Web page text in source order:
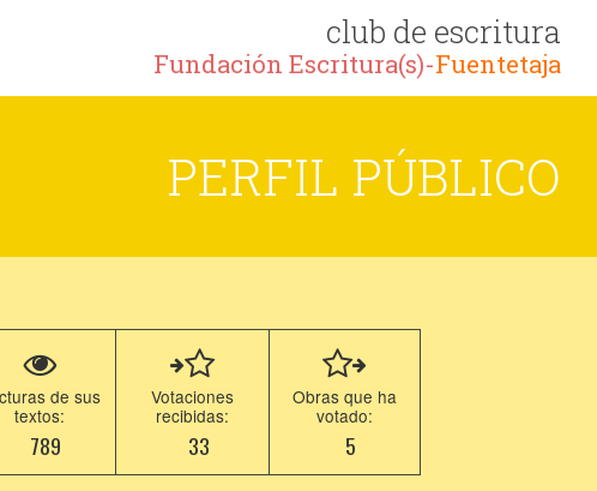
club de escritura
Fundación Escritura(s)-Fuentetaja
PERFIL PÚBLICO
de sus
textos:
789
Votaciones
recibidas:
33
Obras que ha
votado:
5